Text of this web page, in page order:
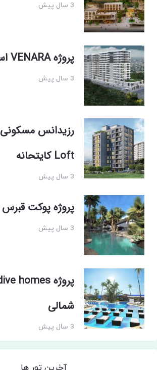
3 سال پیش
پروژه VENARA استانبول
3 سال پیش
Loft کایتحانه
3 سال پیش
پروژه پوکت
3 سال پیش
شمالی
3 سال پیش